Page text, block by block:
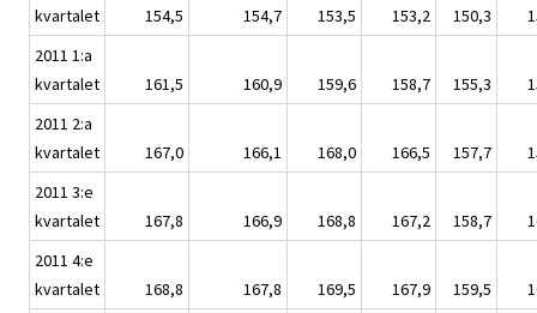
kvartalet
154,5 154,7 153,5 153,2 150,3
2011 1:a
kvartalet
161,5 160,9 159,6 158,7 155,3
2011 2:a
kvartalet
167,0 166,1 168,0 166,5 157,7
2011 3:e
kvartalet
167,8 166,9 168,8 167,2 158,7
2011 4:e
kvartalet
168,8 167,8 169,5 167,9 159,5